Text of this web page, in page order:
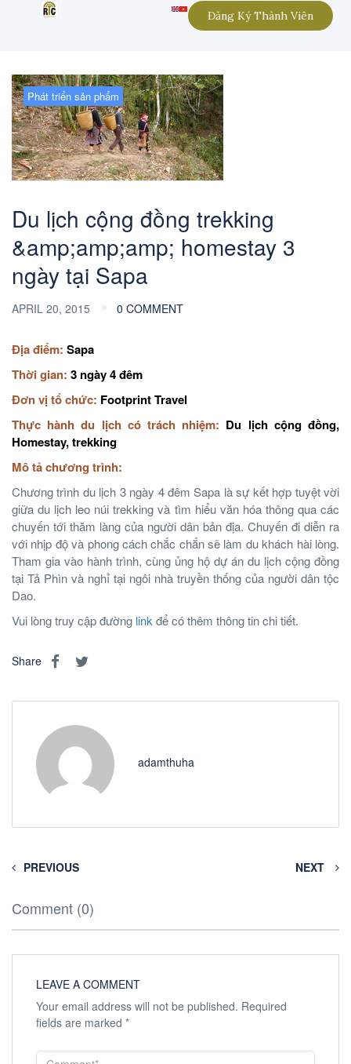
Đăng Ký Thành Viên
Phát triển sản phẩm
Du lịch cộng đồng trekking
&amp;amp;amp; homestay 3
ngày tại Sapa
APRIL 20, 2015 0 COMMENT
Địa điểm: Sapa
Thời gian: 3 ngày 4 đêm
Đơn vị tổ chức: Footprint Travel
Thực hành du lịch có trách nhiệm: Du lịch cộng đồng,
Homestay, trekking
Mô tả chương trình:
Chương trình du lịch 3 ngày 4 đêm Sapa là sự kết hợp tuyệt vời
giữa du lịch leo núi trekking và tìm hiểu văn hóa thông qua các
chuyến tới thăm làng của người dân bản địa. Chuyến đi diễn ra
với nhịp độ và phong cách chắc chắn sẽ làm du khách hài lòng.
Tham gia vào hành trình, cùng ủng hộ dự án du lịch cộng đồng
tại Tả Phìn và nghỉ tại ngôi nhà truyền thống của người dân tộc
Dao.
Vui lòng truy cập đường link để có thêm thông tin chi tiết.
Share
adamthuha
PREVIOUS NEXT
Comment (0)
LEAVE A COMMENT
Your email address will not be published. Required
fields are marked *